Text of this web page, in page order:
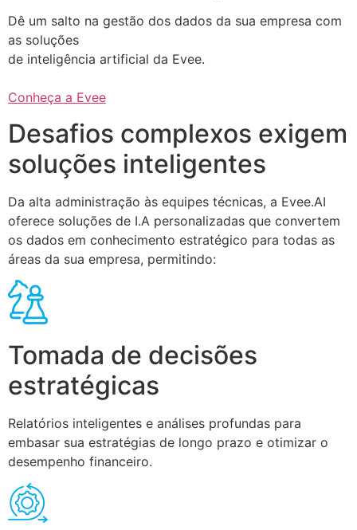
Dê um salto na gestão dos dados da sua empresa com
as soluções
de inteligência artificial da Evee.
Conheça a Evee
Desafios complexos exigem
soluções inteligentes
Da alta administração às equipes técnicas, a Evee.AI
oferece soluções de I.A personalizadas que convertem
os dados em conhecimento estratégico para todas as
áreas da sua empresa, permitindo:
Tomada de decisões
estratégicas
Relatórios inteligentes e análises profundas para
embasar sua estratégias de longo prazo e otimizar o
desempenho financeiro.